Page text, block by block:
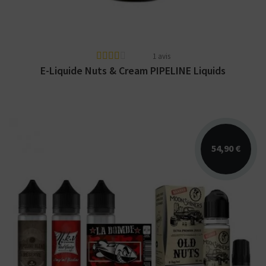
1 avis
E-Liquide Nuts & Cream PIPELINE Liquids
54,90 €